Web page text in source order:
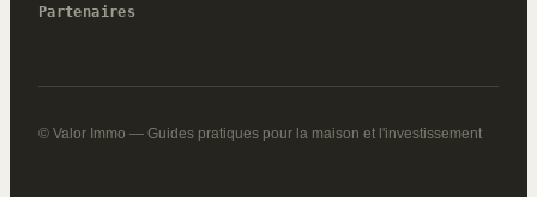
Partenaires
© Valor Immo — Guides pratiques pour la maison et l'investissement